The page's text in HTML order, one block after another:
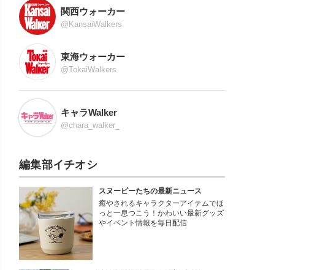
関西ウォーカー
@KansaiWalkers
東海ウォーカー
@TokaiWalkers
キャラWalker
@chara_walker_
編集部イチオシ
スヌーピーたちの最新ニュース
癒やされるキャラクターアイテムでほ
っと一息つこう！かわいい最新グッズ
やイベント情報を毎日配信